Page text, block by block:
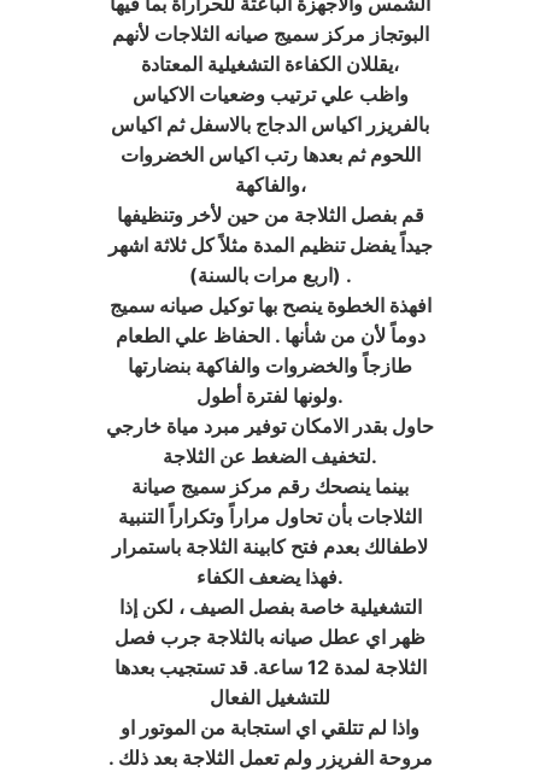
البوتجاز مركز سميج صيانه الثلاجات لأنهم
يقللان الكفاءة التشغيلية المعتادة،
واظب علي ترتيب وضعيات الاكياس
بالفريزر اكياس الدجاج بالاسفل ثم اكياس
اللحوم ثم بعدها رتب اكياس الخضروات
والفاكهة،
قم بفصل الثلاجة من حين لأخر وتنظيفها
جيداً يفضل تنظيم المدة مثلاً كل ثلاثة اشهر
(اربع مرات بالسنة) .
افهذة الخطوة ينصح بها توكيل صيانه سميج
دوماً لأن من شأنها . الحفاظ علي الطعام
طازجاً والخضروات والفاكهة بنضارتها
ولونها لفترة أطول.
حاول بقدر الامكان توفير مبرد مياة خارجي
لتخفيف الضغط عن الثلاجة.
بينما ينصحك رقم مركز سميج صيانة
الثلاجات بأن تحاول مراراً وتكراراً التنبية
لاطفالك بعدم فتح كابينة الثلاجة باستمرار
.فهذا يضعف الكفاء
التشغيلية خاصة بفصل الصيف ، لكن إذا
ظهر اي عطل صيانه بالثلاجة جرب فصل
الثلاجة لمدة 12 ساعة. قد تستجيب بعدها
للتشغيل الفعال
واذا لم تتلقي اي استجابة من الموتور او
مروحة الفريزر ولم تعمل الثلاجة بعد ذلك .